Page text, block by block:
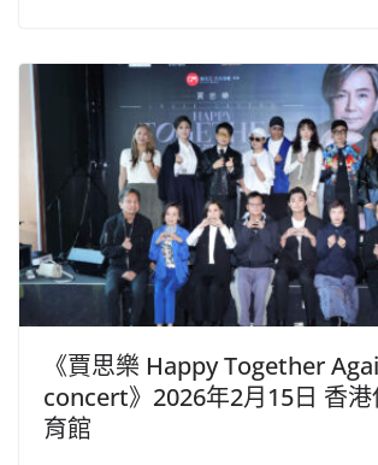
《賈思樂 Happy Together
concert》2026年2月15日 香
育館